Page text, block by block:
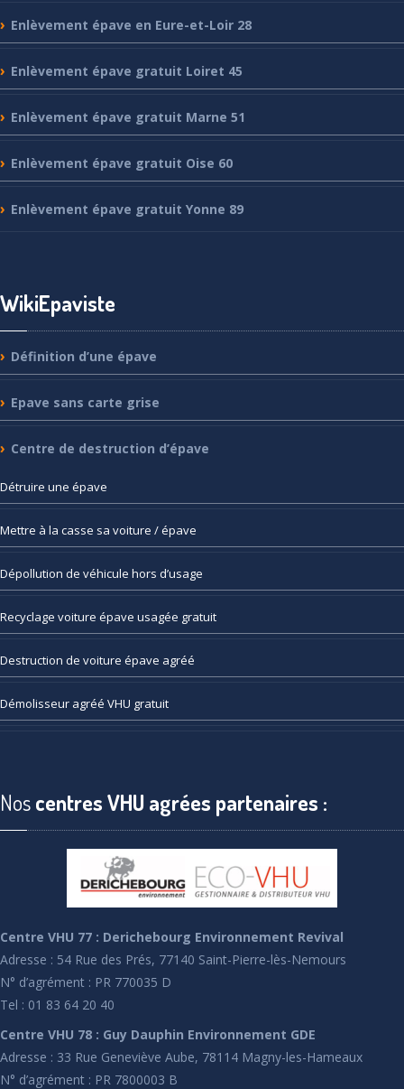
Enlèvement épave en Eure-et-Loir 28
Enlèvement épave gratuit Loiret 45
Enlèvement épave gratuit Marne 51
Enlèvement épave gratuit Oise 60
Enlèvement épave gratuit Yonne 89
WikiEpaviste
Définition d’une épave
Epave sans carte grise
Centre de destruction d’épave
Détruire une épave
Mettre à la casse sa voiture / épave
Dépollution de véhicule hors d’usage
Recyclage voiture épave usagée gratuit
Destruction de voiture épave agréé
Démolisseur agréé VHU gratuit
Noscentres VHU agrées partenaires :
Centre VHU 77 : Derichebourg Environnement Revival
Adresse : 54 Rue des Prés, 77140 Saint-Pierre-lès-Nemours
N° d’agrément : PR 770035 D
Tel : 01 83 64 20 40
Centre VHU 78 : Guy Dauphin Environnement GDE
Adresse : 33 Rue Geneviève Aube, 78114 Magny-les-Hameaux
N° d’agrément : PR 7800003 B